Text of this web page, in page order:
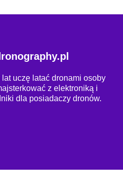
lat uczę latać dronami osoby
z elektroniką i
dla posiadaczy dronów.